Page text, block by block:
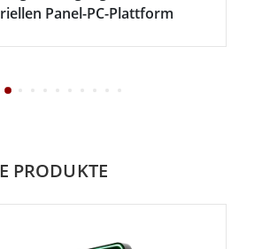
Panel-PC-Plattform
PRODUKTE